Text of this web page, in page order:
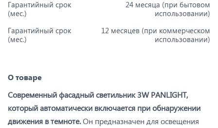
Гарантийный срок
(мес.)
24 месяца (при бытовом
использовании)
Гарантийный срок
(мес.)
12 месяцев (при коммерческом
использовании)
О товаре
Современный фасадный светильник 3W PANLIGHT,
который автоматически включается при обнаружении
движения в темноте.Он предназначен для освещения